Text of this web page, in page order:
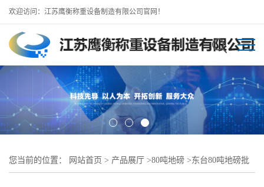
欢迎访问：江苏鹰衡称重设备制造有限公司官网！
您当前的位置： 网站首页 > 产品展厅 >80吨地磅 >东台80吨地磅批